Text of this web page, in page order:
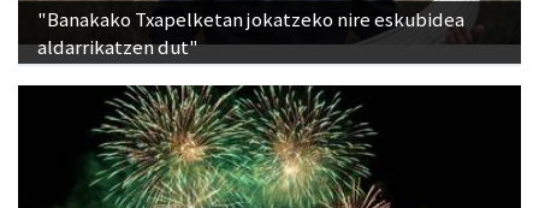
"Banakako Txapelketan jokatzeko nire eskubidea
aldarrikatzen dut"